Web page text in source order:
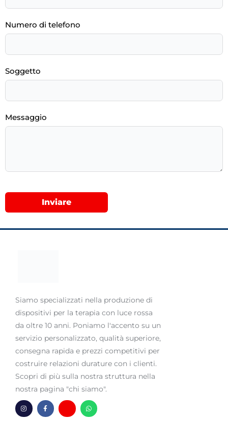
Numero di telefono
Soggetto
Messaggio
Inviare
Siamo specializzati nella produzione di
dispositivi per la terapia con luce rossa
da oltre 10 anni. Poniamo l'accento su un
servizio personalizzato, qualità superiore,
consegna rapida e prezzi competitivi per
costruire relazioni durature con i clienti.
Scopri di più sulla nostra struttura nella
nostra pagina "chi siamo".
P
r
F
a
m
W
h